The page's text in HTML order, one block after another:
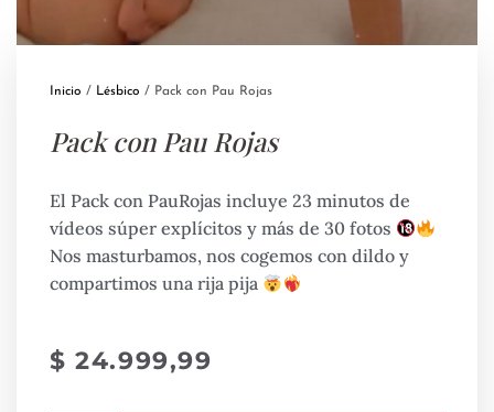
Inicio / Lésbico / Pack con Pau Rojas
Pack con Pau Rojas
El Pack con PauRojas incluye 23 minutos de
vídeos súper explícitos y más de 30 fotos
Nos masturbamos, nos cogemos con dildo y
compartimos una rija pija
$ 24.999,99